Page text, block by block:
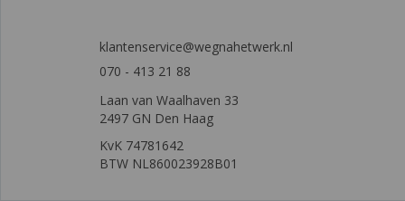
klantenservice@wegnahetwerk.nl
070 - 413 21 88
Laan van Waalhaven 33
2497 GN Den Haag
KvK 74781642
BTW NL860023928B01